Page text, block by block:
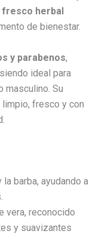
fresco herbal
de bienestar.
y parabenos,
ideal para
masculino. Su
fresco y con
barba, ayudando a
vera, reconocido
y suavizantes